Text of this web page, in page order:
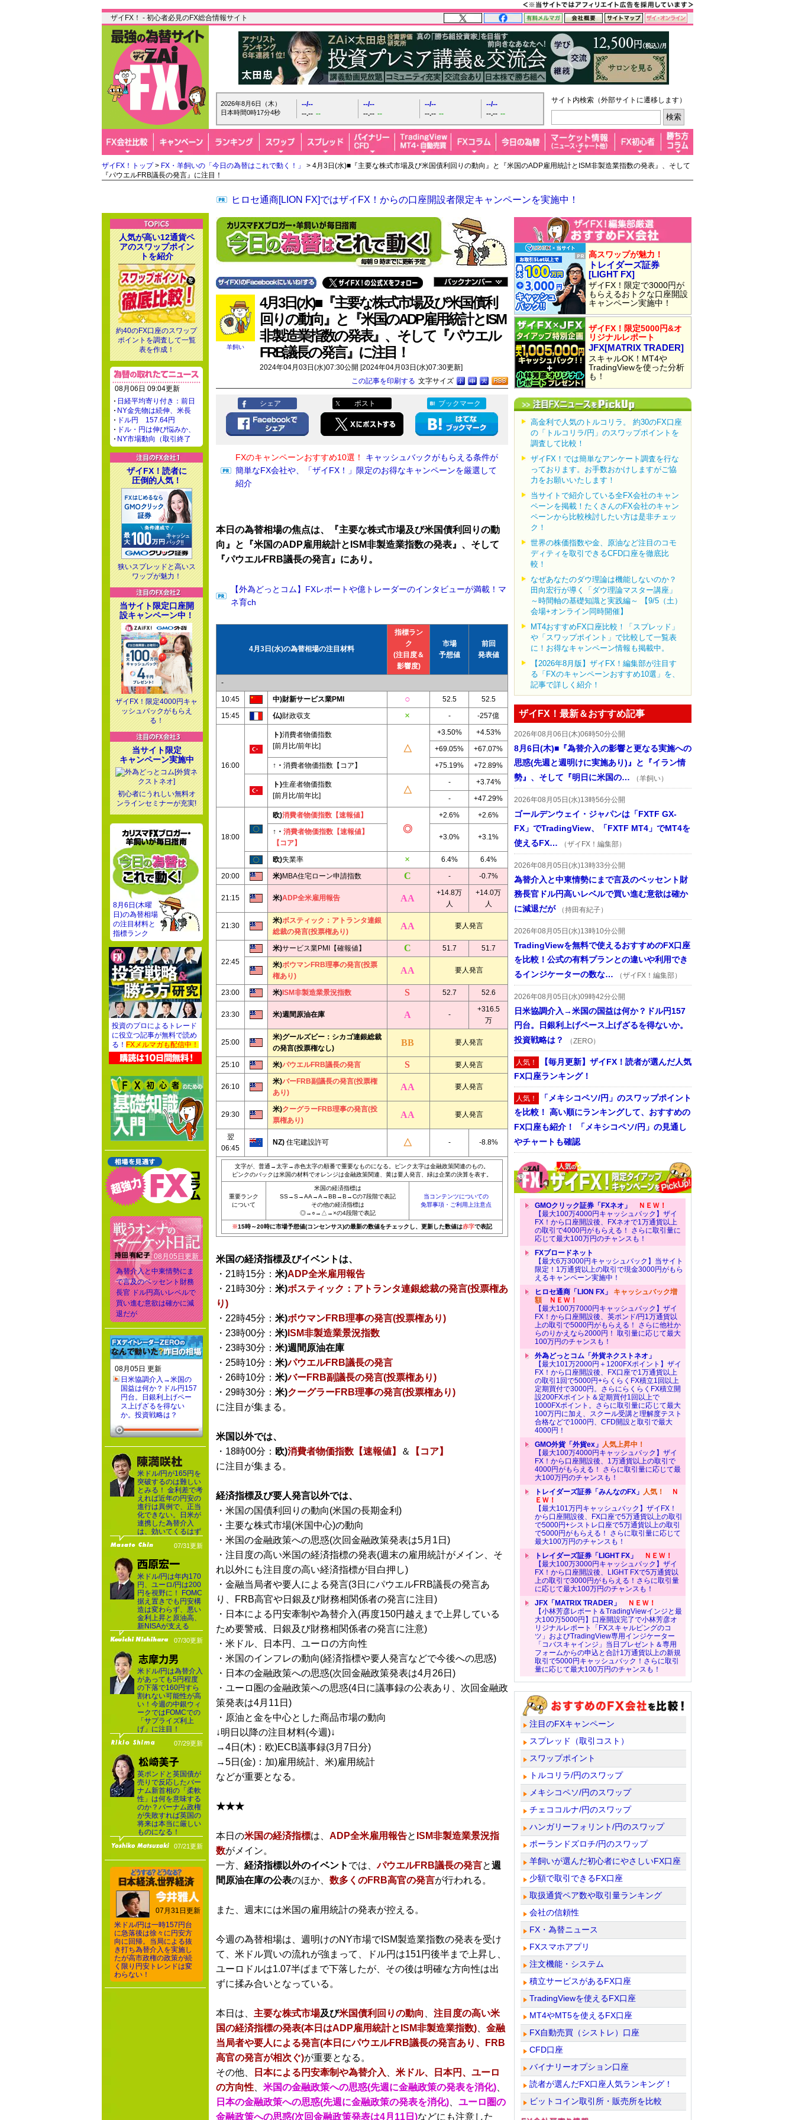
ザイFX！ - 初心者必見のFX総合情報サイト
2026年8月6日（木）
日本時間0時17分5秒
--/--
--.-- --
--/--
--.-- --
--/--
--.-- --
--/--
--.-- --
サイト内検索（外部サイトに遷移します）
ザイFX！トップ> FX・羊飼いの「今日の為替はこれで動く！」
> 4月3日(水)■『主要な株式市場及び米国債利回りの動向』と『米国のADP雇用統計とISM非製造業指数の発表』、そして
『パウエルFRB議長の発言』に注目！
ヒロセ通商[LION FX]ではザイFX！からの口座開設者限定キャンペーンを実施中！
羊飼い
4月3日(水)■『主要な株式市場及び米国債利
回りの動向』と『米国のADP雇用統計とISM
非製造業指数の発表』、そして『パウエル
FRB議長の発言』に注目！
2024年04月03日(水)07:30公開 [2024年04月03日(水)07:30更新]
文字サイズ
この記事を印刷する
シェア ポスト ブックマーク
FXのキャンペーンおすすめ10選！
キャッシュバックがもらえる条件が
簡単なFX会社や、「ザイFX！」限定のお得なキャンペーンを厳選して
紹介
本日の為替相場の焦点は、『主要な株式市場及び米国債利回りの動
向』と『米国のADP雇用統計とISM非製造業指数の発表』、そして
『パウエルFRB議長の発言』にあり。
【外為どっとコム】FXレポートや億トレーダーのインタビューが満載！マ
ネ育ch
4月3日(水)の為替相場の注目材料
指標ラン
ク
(注目度＆
影響度)
市場
予想値
前回
発表値
-
10:45
中)財新サービス業PMI 52.5
52.5
15:45
仏)財政収支 - -257億
16:00
ト)消費者物価指数
[前月比/前年比]
+3.50%
+4.53%
+69.05%
+67.07%
↑・ 消費者物価指数【コア】 +75.19% +72.89%
ト)生産者物価指数
[前月比/前年比]
-
+3.74%
-
+47.29%
18:00
欧)消費者物価指数【速報値】 +2.6%
+2.6%
↑・ 消費者物価指数【速報値】
【コア】
+3.0% +3.1%
欧)失業率 6.4%
6.4%
20:00
米)MBA住宅ローン申請指数 - -0.7%
21:15 米)ADP全米雇用報告
+14.8万
人
+14.0万
人
21:30
米)ボスティック：アトランタ連銀
総裁の発言(投票権あり)
要人発言
22:45
米)サービス業PMI【確報値】 51.7
51.7
米)ボウマンFRB理事の発言(投票
権あり)
要人発言
23:00 米) ISM非製造業景況指数 52.7 52.6
23:30 米)週間原油在庫 -
+316.5
万
25:00
米)グールズビー：シカゴ連銀総裁
の発言(投票権なし)
要人発言
25:10 米)パウエルFRB議長の発言 要人発言
26:10
米)バーFRB副議長の発言(投票権
あり)
要人発言
29:30
米)クーグラーFRB理事の発言(投
票権あり)
要人発言
翌
06:45
NZ) 住宅建設許可 - -8.8%
文字が、普通→太字→赤色太字の順番で重要なものになる。ピンク太字は金融政策関連のもの。
ピンクのバックは米国の材料でオレンジは金融政策関連、黄は要人発言、緑は企業の決算を表す。
重要ランク
について
米国の経済指標は
SS→S→AA→A→BB→B→Cの7段階で表記
その他の経済指標は
◎→○→△→×の4段階で表記
当コンテンツについての
免罪事項・ご利用上注意点
※15時～20時に市場予想値(コンセンサス)の最新の数値をチェックし、更新した数値は赤字で表記
米国の経済指標及びイベントは、
・21時15分： 米)ADP全米雇用報告
・21時30分： 米)ボスティック：アトランタ連銀総裁の発言(投票権あ
り)
・22時45分： 米)ボウマンFRB理事の発言(投票権あり)
・23時00分： 米) ISM非製造業景況指数
・23時30分： 米)週間原油在庫
・25時10分： 米)パウエルFRB議長の発言
・26時10分： 米)バーFRB副議長の発言(投票権あり)
・29時30分： 米)クーグラーFRB理事の発言(投票権あり)
に注目が集まる。
米国以外では、
・18時00分： 欧)消費者物価指数【速報値】 ＆
【コア】
に注目が集まる。
経済指標及び要人発言以外では、
・米国の国債利回りの動向(米国の長期金利)
・主要な株式市場(米国中心)の動向
・米国の金融政策への思惑(次回金融政策発表は5月1日)
・注目度の高い米国の経済指標の発表(週末の雇用統計がメイン、そ
れ以外にも注目度の高い経済指標が目白押し)
・金融当局者や要人による発言(3日にパウエルFRB議長の発言あ
り、FRB高官や日銀及び財務相関係者の発言に注目)
・日本による円安牽制や為替介入(再度150円越えまで上昇している
ため要警戒、日銀及び財務相関係者の発言に注意)
・米ドル、日本円、ユーロの方向性
・米国のインフレの動向(経済指標や要人発言などで今後への思惑)
・日本の金融政策への思惑(次回金融政策発表は4月26日)
・ユーロ圏の金融政策への思惑(4日に議事録の公表あり、次回金融政
策発表は4月11日)
・原油と金を中心とした商品市場の動向
↓明日以降の注目材料(今週)↓
→4日(木)：欧)ECB議事録(3月7日分)
→5日(金)：加)雇用統計、米)雇用統計
などが重要となる。
★★★
本日の米国の経済指標は、 ADP全米雇用報告と ISM非製造業景況指
数がメイン。
一方、 経済指標以外のイベント では、パウエルFRB議長の発言と週
間原油在庫の公表のほか、 数多くのFRB高官の発言が行われる。
また、週末には米国の雇用統計の発表が控える。
今週の為替相場は、週明けのNY市場でISM製造業指数の発表を受け
て、米ドル買いの流れが強まって、ドル円は151円後半まで上昇し、
ユーロドルは1.07半ばまで下落したが、その後は明確な方向性は出
ずに揉み合いとなっている。
本日は、 主要な株式市場及び米国債利回りの動向
注目度の高い米
国の経済指標の発表(本日はADP雇用統計とISM非製造業指数)
金融
当局者や要人による発言(本日にパウエルFRB議長の発言あり、FRB
高官の発言が相次ぐ)が重要となる。
その他、
日本による円安牽制や為替介入
米ドル、日本円、ユーロ
の方向性
米国の金融政策への思惑(先週に金融政策の発表を消化)
日本の金融政策への思惑(先週に金融政策の発表を消化)
ユーロ圏の
金融政策への思惑(次回金融政策発表は4月11日)などにも注意した
高スワップが魅力！
トレイダーズ証券
[LIGHT FX]
ザイFX！限定で3000円が
もらえるおトクな口座開設
キャンペーン実施中！
ザイFX！限定5000円&オ
リジナルレポート
JFX[MATRIX TRADER]
スキャルOK！MT4や
TradingViewを使った分析
も！
高金利で人気のトルコリラ。 約30のFX口座
の「トルコリラ/円」のスワップポイントを
調査して比較！
ザイFX！では簡単なアンケート調査を行な
っております。お手数おかけしますがご協
力をお願いいたします！
当サイトで紹介している全FX会社のキャン
ペーンを掲載！たくさんのFX会社のキャン
ペーンから比較検討したい方は是非チェッ
ク！
世界の株価指数や金、原油など注目のコモ
ディティを取引できるCFD口座を徹底比
較！
なぜあなたのダウ理論は機能しないのか？
田向宏行が導く「ダウ理論マスター講座」
～時間軸の基礎知識と実践編～ 【9/5（土）
会場+オンライン同時開催】
MT4おすすめFX口座比較！「スプレッド」
や「スワップポイント」で比較して一覧表
に！お得なキャンペーン情報も掲載中。
【2026年8月版】ザイFX！編集部が注目す
る「FXのキャンペーンおすすめ10選」を、
記事で詳しく紹介！
ザイFX！最新＆おすすめ記事
2026年08月06日(木)06時50分公開
8月6日(木)■『為替介入の影響と更なる実施への
思惑(先週と週明けに実施あり)』と『イラン情
勢』、そして『明日に米国の…
（羊飼い）
2026年08月05日(水)13時56分公開
ゴールデンウェイ・ジャパンは「FXTF GX-
FX」でTradingView、「FXTF MT4」でMT4を
使えるFX…
（ザイFX！編集部）
2026年08月05日(水)13時33分公開
為替介入と中東情勢にまで言及のベッセント財
務長官ドル円高いレベルで買い進む意欲は確か
に減退だが
（持田有紀子）
2026年08月05日(水)13時10分公開
TradingViewを無料で使えるおすすめのFX口座
を比較！公式の有料プランとの違いや利用でき
るインジケーターの数な…
（ザイFX！編集部）
2026年08月05日(水)09時42分公開
日米協調介入→米国の国益は何か？ドル円157
円台。日銀利上げペース上げざるを得ないか。
投資戦略は？
（ZERO）
人気！ 【毎月更新】ザイFX！読者が選んだ人気
FX口座ランキング！
人気！ 「メキシコペソ/円」のスワップポイント
を比較！ 高い順にランキングして、おすすめの
FX口座も紹介！ 「メキシコペソ/円」の見通し
やチャートも確認
GMOクリック証券「FXネオ」
ＮＥＷ！
【最大100万4000円キャッシュバック】ザイ
FX！から口座開設後、FXネオで1万通貨以上
の取引で4000円がもらえる！ さらに取引量に
応じて最大100万円のチャンスも！
FXブロードネット
【最大6万3000円キャッシュバック】当サイト
限定！1万通貨以上の取引で現金3000円がもら
えるキャンペーン実施中！
ヒロセ通商「LION FX」 キャッシュバック増
額ＮＥＷ！
【最大100万7000円キャッシュバック】ザイ
FX！から口座開設後、英ポンド/円1万通貨以
上の取引で5000円がもらえる！ さらに他社か
らのりかえなら2000円！ 取引量に応じて最大
100万円のチャンスも！
外為どっとコム「外貨ネクストネオ」
【最大101万2000円＋1200FXポイント】ザイ
FX！から口座開設後、FX口座で1万通貨以上
の取引1回で5000円+らくらくFX積立1回以上
定期買付で3000円。さらにらくらくFX積立開
設200FXポイント＆定期買付1回以上で
1000FXポイント。さらに取引量に応じて最大
100万円に加え、スクール受講と理解度テスト
合格などで1000円、CFD開設と取引で最大
4000円！
GMO外貨「外貨ex」 人気上昇中！
【最大100万4000円キャッシュバック】ザイ
FX！から口座開設後、1万通貨以上の取引で
4000円がもらえる！ さらに取引量に応じて最
大100万円のチャンスも！
トレイダーズ証券「みんなのFX」 人気！
Ｎ
ＥＷ！
【最大101万円キャッシュバック】ザイFX！
から口座開設後、FX口座で5万通貨以上の取引
で5000円+シストレ口座で5万通貨以上の取引
で5000円がもらえる！ さらに取引量に応じて
最大100万円のチャンスも！
トレイダーズ証券「LIGHT FX」
ＮＥＷ！
【最大100万3000円キャッシュバック】ザイ
FX！から口座開設後、LIGHT FXで5万通貨以
上の取引で3000円がもらえる！さらに取引量
に応じて最大100万円のチャンスも！
JFX「MATRIX TRADER」
ＮＥＷ！
【小林芳彦レポート＆TradingViewインジと最
大100万5000円】口座開設完了で小林芳彦オ
リジナルレポート「FXスキャルピングのコ
ツ」およびTradingView専用インジケーター
「コバスキャインジ」当日プレゼント＆専用
フォームからの申込と合計1万通貨以上の新規
取引で5000円キャッシュバック！さらに取引
量に応じて最大100万円のチャンスも！
注目のFXキャンペーン
スプレッド（取引コスト）
スワップポイント
トルコリラ/円のスワップ
メキシコペソ/円のスワップ
チェココルナ/円のスワップ
ハンガリーフォリント/円のスワップ
ポーランドズロチ/円のスワップ
羊飼いが選んだ初心者にやさしいFX口座
少額で取引できるFX口座
取扱通貨ペア数や取引量ランキング
会社の信頼性
FX・為替ニュース
FXスマホアプリ
注文機能・システム
積立サービスがあるFX口座
TradingViewを使えるFX口座
MT4やMT5を使えるFX口座
FX自動売買（シストレ）口座
CFD口座
バイナリーオプション口座
読者が選んだFX口座人気ランキング！
ビットコイン取引所・販売所を比較
人気が高い12通貨ペ
アのスワップポイン
トを紹介
約40のFX口座のスワップ
ポイントを調査して一覧
表を作成！
08月06日 09:04更新
日経平均寄り付き：前日
NY金先物は続伸、米長
ドル円 157.64円
ドル・円は伸び悩みか、
NY市場動向（取引終了
ザイFX！読者に
圧倒的人気！
狭いスプレッドと高いス
ワップが魅力！
当サイト限定口座開
設キャンペーン中！
ザイFX！限定4000円キャ
ッシュバックがもらえ
る！
当サイト限定
キャンペーン実施中
初心者にうれしい無料オ
ンラインセミナーが充実!
8月6日(木曜
日)の為替相場
の注目材料と
指標ランク
投資のプロによるトレード
に役立つ記事が無料で読め
る！ FXメルマガも配信中！
08月05日更新
為替介入と中東情勢にま
で言及のベッセント財務
長官 ドル円高いレベルで
買い進む意欲は確かに減
退だが
08月05日 更新
日米協調介入→米国の
国益は何か？ドル円157
円台。日銀利上げペー
ス上げざるを得ない
か。投資戦略は？
米ドル/円が165円を
突破するのは難しい
とみる！ 金利差で考
えれば近年の円安の
進行は異例で、正当
化できない。日米が
連携した為替介入
は、効いてくるはず
07/31更新
米ドル/円は年内170
円、ユーロ/円は200
円を視野に！ FOMC
据え置きでも円安構
造は変わらず、悪い
金利上昇と原油高、
新NISAが支える
07/30更新
米ドル/円は為替介入
があっても5円程度
の下落で160円すら
割れない可能性が高
い！今週の中銀ウィ
ークではFOMCでの
「サプライズ利上
げ」に注目！
07/29更新
英ポンドと英国債が
売りで反応したバー
ナム新首相の「柔軟
性」は何を意味する
のか？バーナム政権
が失敗すれば英国の
将来は本当に厳しい
ものになる！
07/21更新
07月31日更新
米ドル/円は一時157円台
に急落後は徐々に円安方
向に回帰。当局による抜
き打ち為替介入を実施し
たが高市政権の政策が続
く限り円安トレンドは変
わらない！